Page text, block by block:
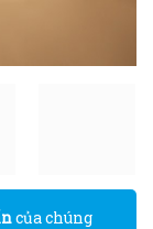
của chúng